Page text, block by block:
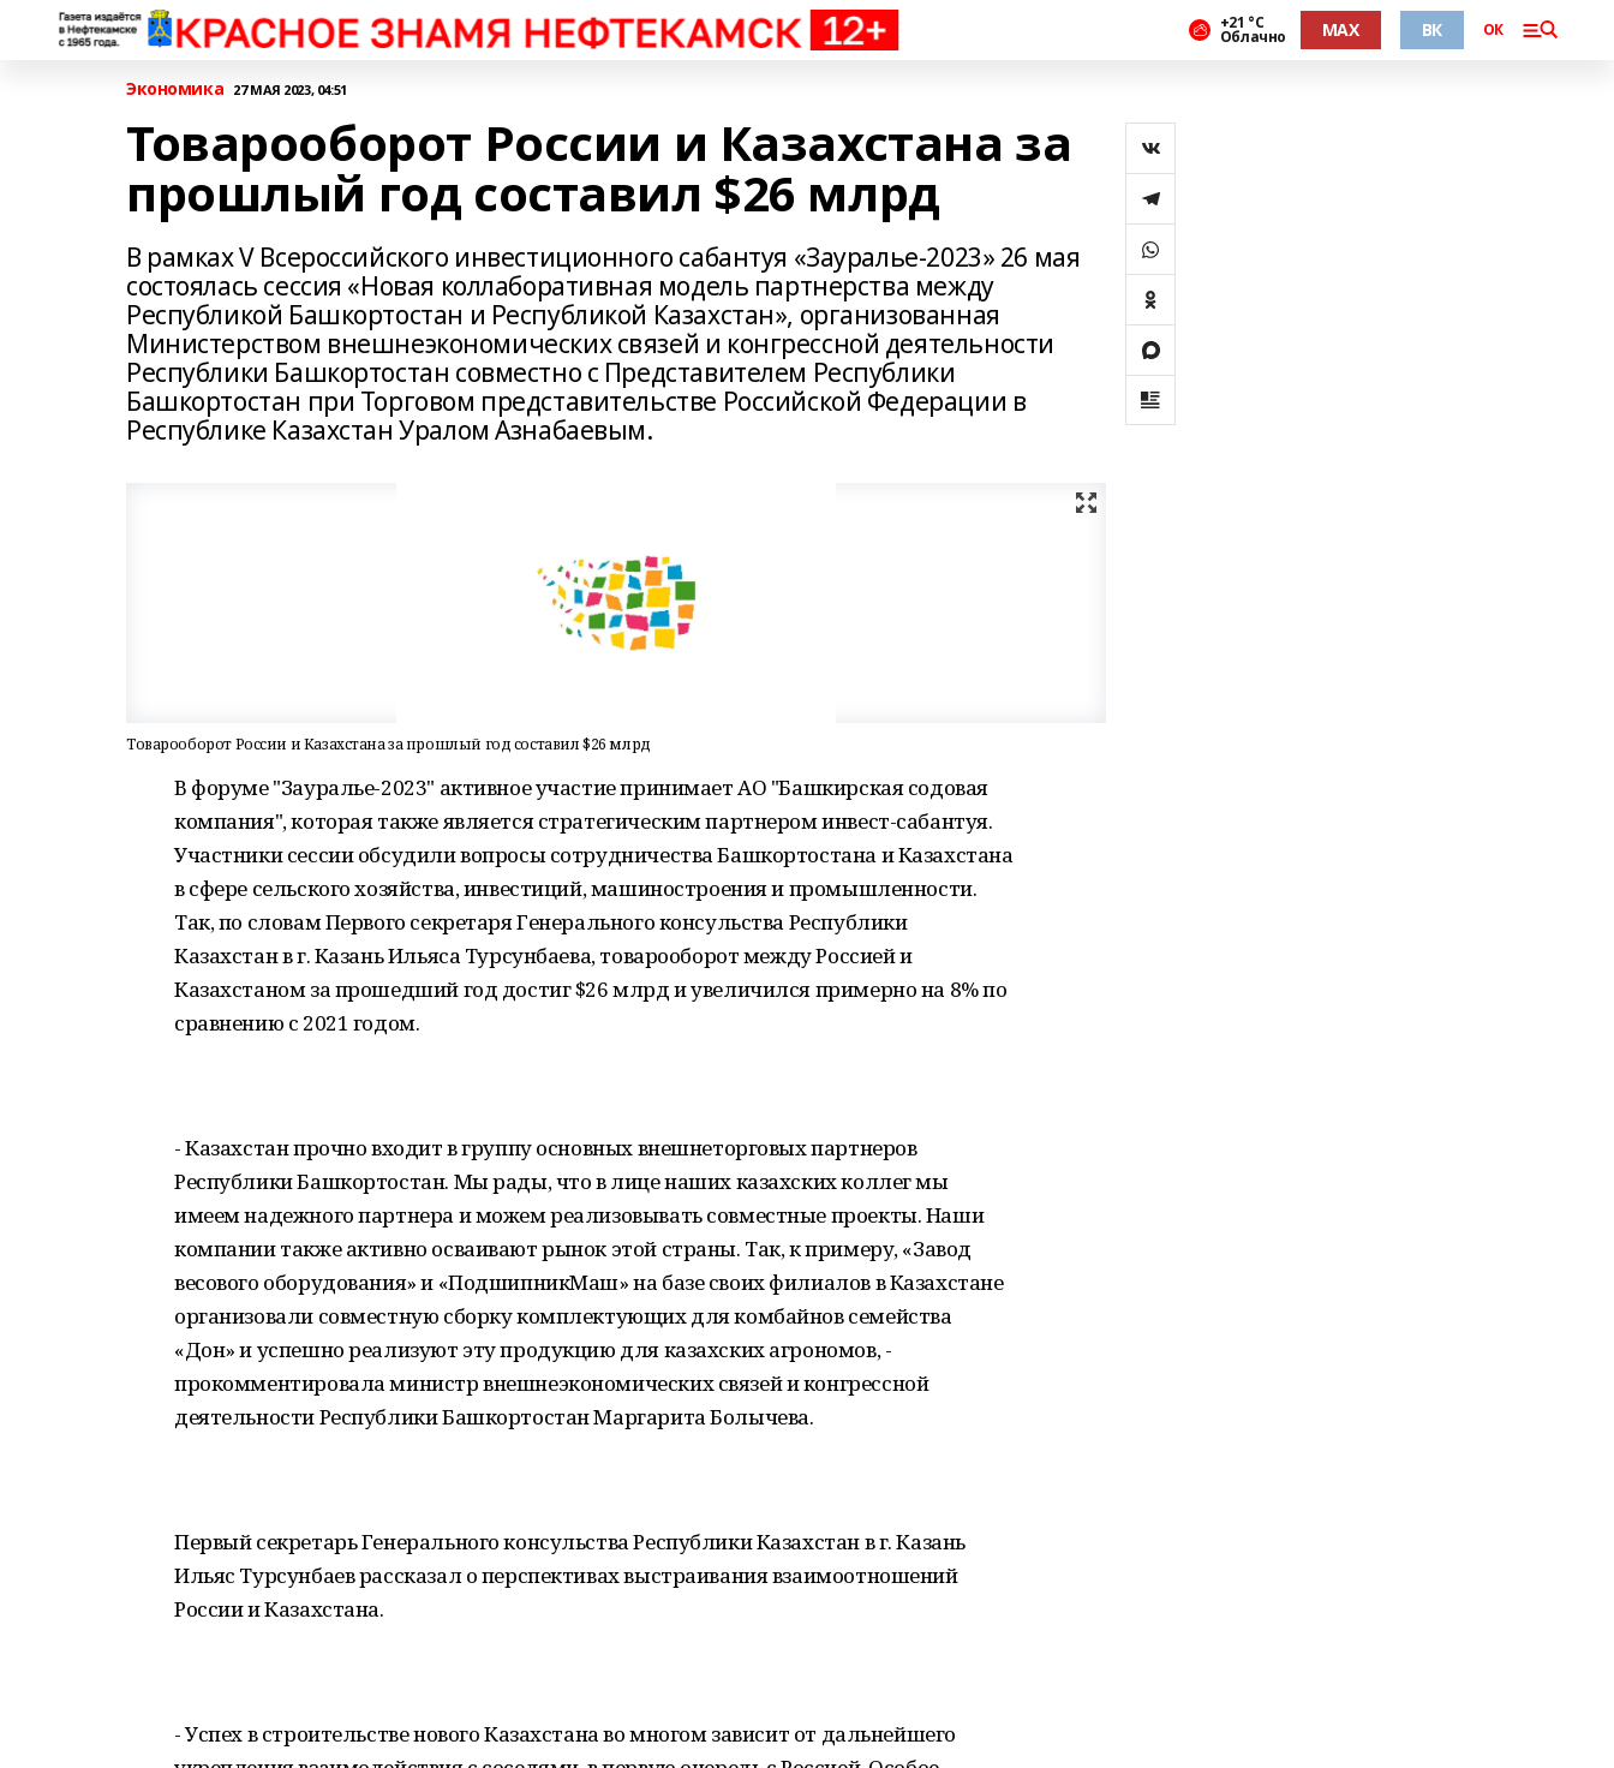
+21 °С
Облачно MAX ВК ОК
Экономика 27 МАЯ 2023, 04:51
Товарооборот России и Казахстана за
прошлый год составил $26 млрд
В рамках V Всероссийского инвестиционного сабантуя «Зауралье-2023» 26 мая
состоялась сессия «Новая коллаборативная модель партнерства между
Республикой Башкортостан и Республикой Казахстан», организованная
Министерством внешнеэкономических связей и конгрессной деятельности
Республики Башкортостан совместно с Представителем Республики
Башкортостан при Торговом представительстве Российской Федерации в
Республике Казахстан Уралом Азнабаевым.
Товарооборот России и Казахстана за прошлый год составил $26 млрд
В форуме "Зауралье-2023" активное участие принимает АО "Башкирская содовая
компания", которая также является стратегическим партнером инвест-сабантуя.
Участники сессии обсудили вопросы сотрудничества Башкортостана и Казахстана
в сфере сельского хозяйства, инвестиций, машиностроения и промышленности.
Так, по словам Первого секретаря Генерального консульства Республики
Казахстан в г. Казань Ильяса Турсунбаева, товарооборот между Россией и
Казахстаном за прошедший год достиг $26 млрд и увеличился примерно на 8% по
сравнению с 2021 годом.
- Казахстан прочно входит в группу основных внешнеторговых партнеров
Республики Башкортостан. Мы рады, что в лице наших казахских коллег мы
имеем надежного партнера и можем реализовывать совместные проекты. Наши
компании также активно осваивают рынок этой страны. Так, к примеру, «Завод
весового оборудования» и «ПодшипникМаш» на базе своих филиалов в Казахстане
организовали совместную сборку комплектующих для комбайнов семейства
«Дон» и успешно реализуют эту продукцию для казахских агрономов, -
прокомментировала министр внешнеэкономических связей и конгрессной
деятельности Республики Башкортостан Маргарита Болычева.
Первый секретарь Генерального консульства Республики Казахстан в г. Казань
Ильяс Турсунбаев рассказал о перспективах выстраивания взаимоотношений
России и Казахстана.
- Успех в строительстве нового Казахстана во многом зависит от дальнейшего